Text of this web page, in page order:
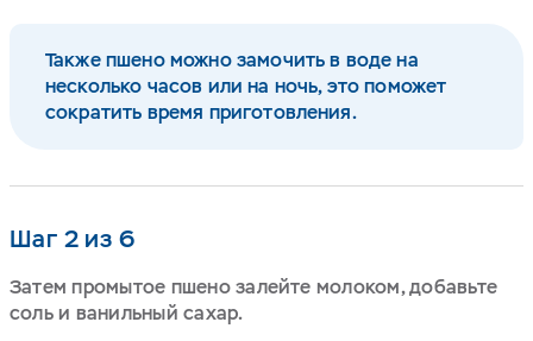
Также пшено можно замочить в воде на
несколько часов или на ночь, это поможет
сократить время приготовления.
Шаг 2 из 6
Затем промытое пшено залейте молоком, добавьте
соль и ванильный сахар.